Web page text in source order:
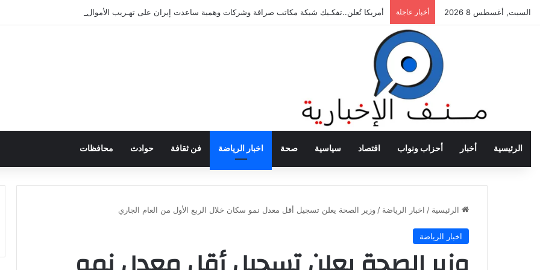
السبت, أغسطس 8 2026 أخبار عاجلة أمريكا تُعلن..تفكـيك شبكة مكاتب صرافة وشركات وهمية ساعدت إيران على تهـريب الأموال
الرئيسية أخبار أحزاب ونواب اقتصاد سياسية صحة اخبار الرياضة فن ثقافة حوادث محافظات
الرئيسية / اخبار الرياضة / وزير الصحة يعلن تسجيل أقل معدل نمو سكان خلال الربع الأول من العام الجاري
اخبار الرياضة